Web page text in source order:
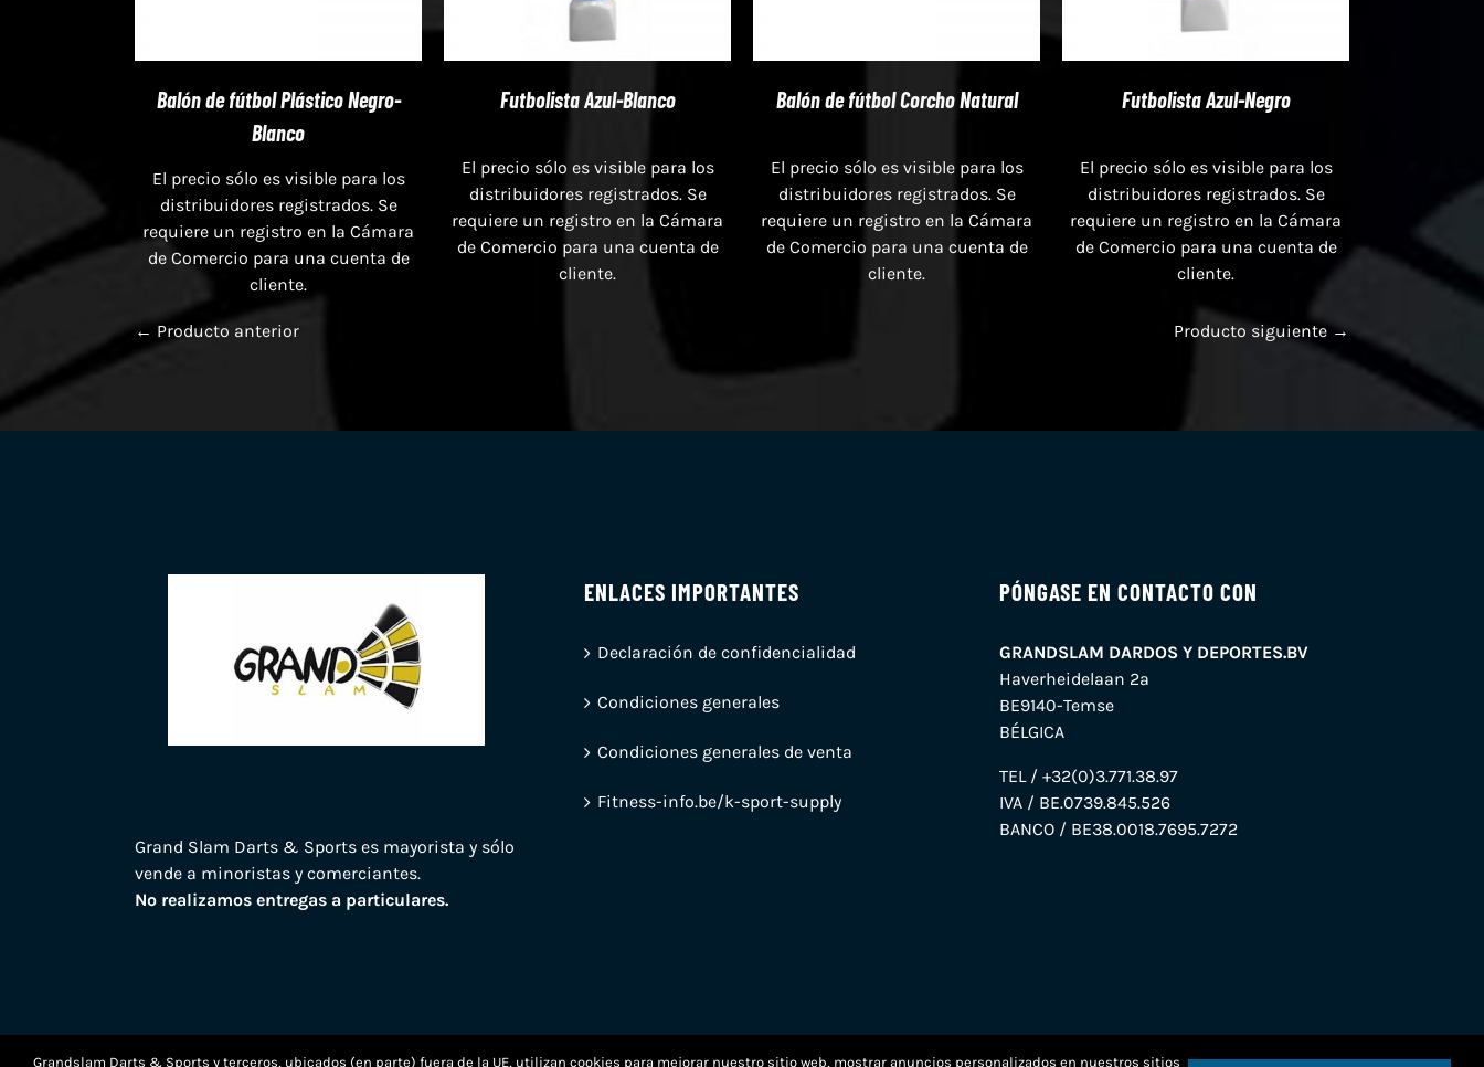
Balón de fútbol Plástico Negro-
Blanco
El precio sólo es visible para los
distribuidores registrados. Se
requiere un registro en la Cámara
de Comercio para una cuenta de
cliente.
Futbolista Azul-Blanco
El precio sólo es visible para los
distribuidores registrados. Se
requiere un registro en la Cámara
de Comercio para una cuenta de
cliente.
Balón de fútbol Corcho Natural
El precio sólo es visible para los
distribuidores registrados. Se
requiere un registro en la Cámara
de Comercio para una cuenta de
cliente.
Futbolista Azul-Negro
El precio sólo es visible para los
distribuidores registrados. Se
requiere un registro en la Cámara
de Comercio para una cuenta de
cliente.
← Producto anterior Producto siguiente →
Grand Slam Darts & Sports es mayorista y sólo
vende a minoristas y comerciantes.
No realizamos entregas a particulares.
ENLACES IMPORTANTES
Declaración de confidencialidad
Condiciones generales
Condiciones generales de venta
Fitness-info.be/k-sport-supply
PÓNGASE EN CONTACTO CON
GRANDSLAM DARDOS Y DEPORTES.BV
Haverheidelaan 2a
BE9140-Temse
BÉLGICA
TEL / +32(0)3.771.38.97
IVA / BE.0739.845.526
BANCO / BE38.0018.7695.7272
Grandslam Darts & Sports y terceros, ubicados (en parte) fuera de la UE, utilizan cookies para mejorar nuestro sitio web, mostrar anuncios personalizados en nuestros sitios